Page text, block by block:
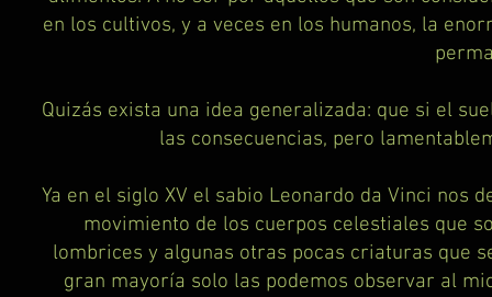
en los cultivos, y a veces en los humanos, la
Quizás exista una idea generalizada: que si el
las consecuencias, pero
Ya en el siglo XV el sabio Leonardo da Vinci nos
movimiento de los cuerpos celestiales que
lombrices y algunas otras pocas criaturas que
gran mayoría solo las podemos observar al